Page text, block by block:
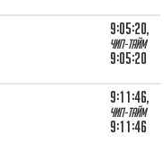
9:05:20,
Чип-тайм
9:05:20
9:11:46,
Чип-тайм
9:11:46